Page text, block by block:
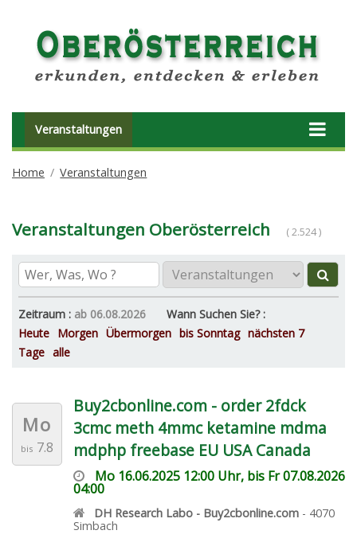
Veranstaltungen
Home Veranstaltungen
Veranstaltungen Oberösterreich ( 2.524 )
Zeitraum : ab 06.08.2026
Wann Suchen Sie? :
Heute Morgen Übermorgen bis Sonntag nächsten 7
Tage alle
Mo
bis 7.8
Buy2cbonline.com - order 2fdck
3cmc meth 4mmc ketamine mdma
mdphp freebase EU USA Canada
Mo 16.06.2025 12:00 Uhr, bis Fr 07.08.2026
04:00
DH Research Labo - Buy2cbonline.com - 4070
Simbach